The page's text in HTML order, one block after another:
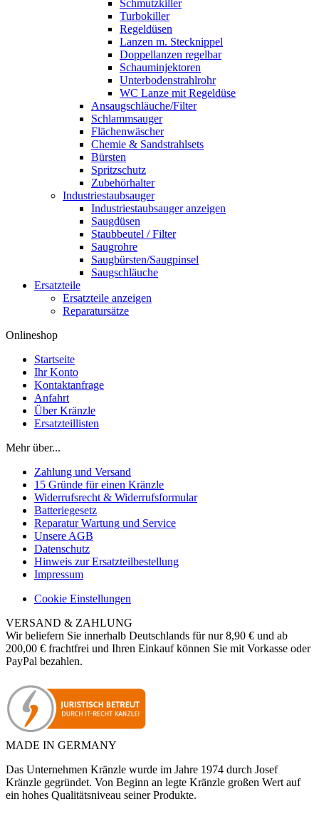
Schmutzkiller
Turbokiller
Regeldüsen
Lanzen m. Stecknippel
Doppellanzen regelbar
Schauminjektoren
Unterbodenstrahlrohr
WC Lanze mit Regeldüse
Ansaugschläuche/Filter
Schlammsauger
Flächenwäscher
Chemie & Sandstrahlsets
Bürsten
Spritzschutz
Zubehörhalter
Industriestaubsauger
Industriestaubsauger anzeigen
Saugdüsen
Staubbeutel / Filter
Saugrohre
Saugbürsten/Saugpinsel
Saugschläuche
Ersatzteile
Ersatzteile anzeigen
Reparatursätze
Onlineshop
Startseite
Ihr Konto
Kontaktanfrage
Anfahrt
Über Kränzle
Ersatzteillisten
Mehr über...
Zahlung und Versand
15 Gründe für einen Kränzle
Widerrufsrecht & Widerrufsformular
Batteriegesetz
Reparatur Wartung und Service
Unsere AGB
Datenschutz
Hinweis zur Ersatzteilbestellung
Impressum
Cookie Einstellungen
VERSAND & ZAHLUNG
Wir beliefern Sie innerhalb Deutschlands für nur 8,90 € und ab
200,00 € frachtfrei und Ihren Einkauf können Sie mit Vorkasse oder
PayPal bezahlen.
MADE IN GERMANY
Das Unternehmen Kränzle wurde im Jahre 1974 durch Josef
Kränzle gegründet. Von Beginn an legte Kränzle großen Wert auf
ein hohes Qualitätsniveau seiner Produkte.